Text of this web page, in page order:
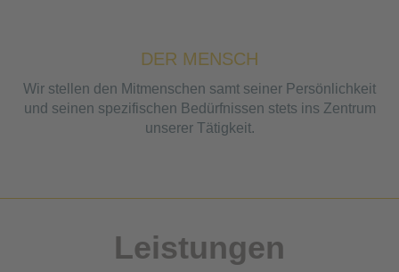
DER MENSCH
Wir stellen den Mitmenschen samt seiner Persönlichkeit
und seinen spezifischen Bedürfnissen stets ins Zentrum
unserer Tätigkeit.
Leistungen